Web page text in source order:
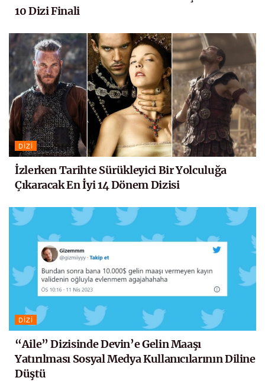
10 Dizi Finali
DIZI
İzlerken Tarihte Sürükleyici Bir Yolculuğa
Çıkaracak En İyi 14 Dönem Dizisi
DIZI
“Aile” Dizisinde Devin’e Gelin Maaşı
Yatırılması Sosyal Medya Kullanıcılarının Diline
Düştü